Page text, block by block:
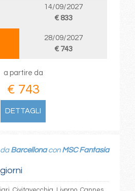
14/09/2027
€ 833
28/09/2027
€ 743
a partire da
€ 743
DETTAGLI
da Barcellonacon MSC Fantasia